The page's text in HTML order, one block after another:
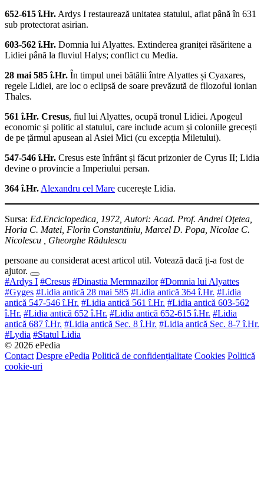
652-615 î.Hr. Ardys I restaurează unitatea statului, aflat până în 631
sub protectorat asirian.
603-562 î.Hr. Domnia lui Alyattes. Extinderea graniței răsăritene a
Lidiei până la fluviul Halys; conflict cu Media.
28 mai 585 î.Hr. În timpul unei bătălii între Alyattes și Cyaxares,
regele Lidiei, are loc o eclipsă de soare prevăzută de filozoful ionian
Thales.
561 î.Hr. Cresus, fiul lui Alyattes, ocupă tronul Lidiei. Apogeul
economic și politic al statului, care include acum și coloniile grecești
de pe țărmul apusean al Asiei Mici (cu excepția Miletului).
547-546 î.Hr. Cresus este înfrânt și făcut prizonier de Cyrus II; Lidia
devine o provincie a Imperiului persan.
364 î.Hr. Alexandru cel Mare cucerește Lidia.
Sursa: Ed.Enciclopedica, 1972, Autori: Acad. Prof. Andrei Oţetea,
Horia C. Matei, Florin Constantiniu, Marcel D. Popa, Nicolae C.
Nicolescu , Gheorghe Rădulescu
persoane au considerat acest articol util. Votează dacă ți-a fost de
ajutor.
#Ardys I #Cresus #Dinastia Mermnazilor #Domnia lui Alyattes
#Gyges #Lidia antică 28 mai 585 #Lidia antică 364 î.Hr. #Lidia
antică 547-546 î.Hr. #Lidia antică 561 î.Hr. #Lidia antică 603-562
î.Hr. #Lidia antică 652 î.Hr. #Lidia antică 652-615 î.Hr. #Lidia
antică 687 î.Hr. #Lidia antică Sec. 8 î.Hr. #Lidia antică Sec. 8-7 î.Hr.
#Lydia #Statul Lidia
© 2026 ePedia
Contact Despre ePedia Politică de confidențialitate Cookies Politică
cookie-uri